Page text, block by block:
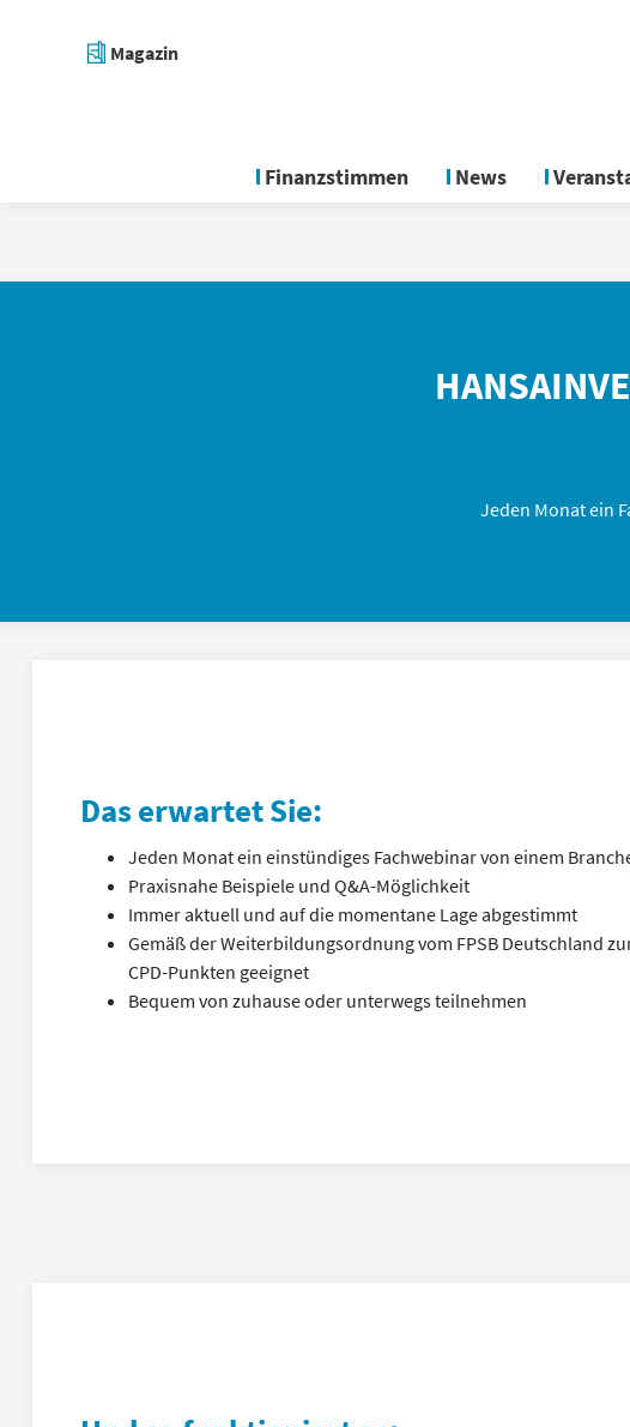
Magazin
Finanzstimmen News
Jeden Monat ein
Das erwartet Sie:
Jeden Monat ein einstündiges Fachwebinar von einem
Praxisnahe Beispiele und Q&A-Möglichkeit
Immer aktuell und auf die momentane Lage abgestimmt
Gemäß der Weiterbildungsordnung vom FPSB Deutschland
CPD-Punkten geeignet
Bequem von zuhause oder unterwegs teilnehmen